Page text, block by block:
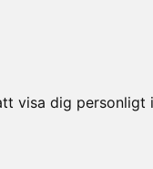
visa dig personligt